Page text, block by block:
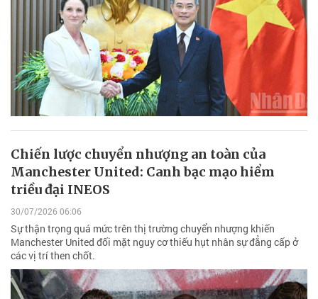
Chiến lược chuyển nhượng an toàn của
Manchester United: Canh bạc mạo hiểm
triều đại INEOS
30/07/2026 06:06
Sự thận trọng quá mức trên thị trường chuyển nhượng khiến
Manchester United đối mặt nguy cơ thiếu hụt nhân sự đẳng cấp ở
các vị trí then chốt.